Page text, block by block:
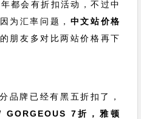
都会有折扣活动，不过中
因为汇率问题， 中文站价格
的朋友多对比两站价格再下
品牌已经有黑五折扣了，
GORGEOUS 7折，雅顿